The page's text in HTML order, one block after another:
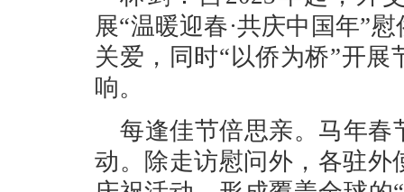
展“温暖迎春·共庆中国年”
关爱，同时“以侨为桥”开
响。
每逢佳节倍思亲。马年春
动。除走访慰问外，各驻